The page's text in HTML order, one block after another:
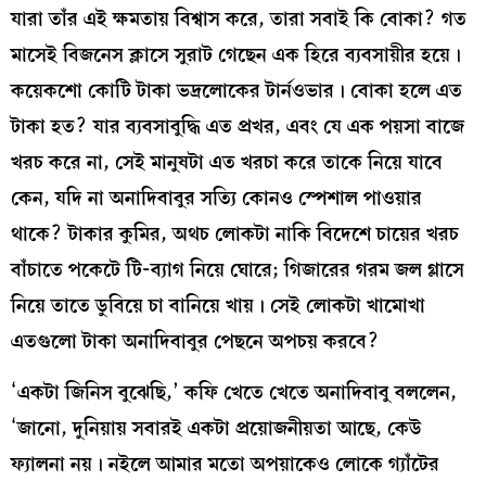
যারা তাঁর এই ক্ষমতায় বিশ্বাস করে, তারা সবাই কি বোকা? গত
মাসেই বিজনেস ক্লাসে সুরাট গেছেন এক হিরে ব্যবসায়ীর হয়ে।
কয়েকশো কোটি টাকা ভদ্রলোকের টার্নওভার। বোকা হলে এত
টাকা হত? যার ব্যবসাবুদ্ধি এত প্রখর, এবং যে এক পয়সা বাজে
খরচ করে না, সেই মানুষটা এত খরচা করে তাকে নিয়ে যাবে
কেন, যদি না অনাদিবাবুর সত্যি কোনও স্পেশাল পাওয়ার
থাকে? টাকার কুমির, অথচ লোকটা নাকি বিদেশে চায়ের খরচ
বাঁচাতে পকেটে টি-ব্যাগ নিয়ে ঘোরে; গিজারের গরম জল গ্লাসে
নিয়ে তাতে ডুবিয়ে চা বানিয়ে খায়। সেই লোকটা খামোখা
এতগুলো টাকা অনাদিবাবুর পেছনে অপচয় করবে?
‘একটা জিনিস বুঝেছি,’ কফি খেতে খেতে অনাদিবাবু বললেন,
‘জানো, দুনিয়ায় সবারই একটা প্রয়োজনীয়তা আছে, কেউ
ফ্যালনা নয়। নইলে আমার মতো অপয়াকেও লোকে গ্যাঁটের